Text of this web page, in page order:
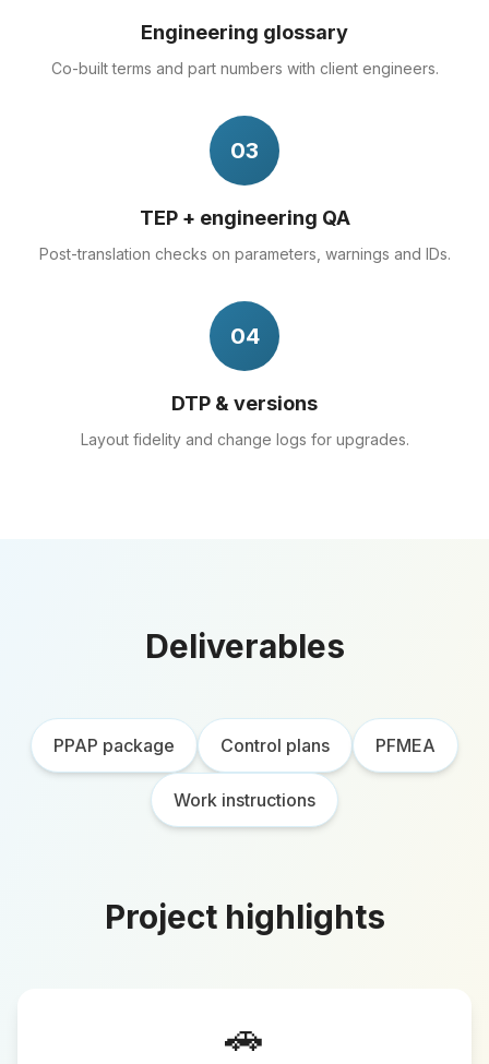
Engineering glossary
Co-built terms and part numbers with client engineers.
03
TEP + engineering QA
Post-translation checks on parameters, warnings and IDs.
04
DTP & versions
Layout fidelity and change logs for upgrades.
Deliverables
PPAP package Control plans PFMEA
Work instructions
Project highlights
🚗